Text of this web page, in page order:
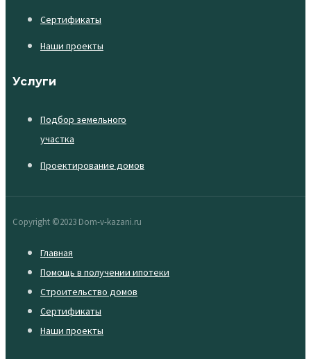
Сертификаты
Наши проекты
Услуги
Подбор земельного
участка
Проектирование домов
Copyright ©2023 Dom-v-kazani.ru
Главная
Помощь в получении ипотеки
Строительство домов
Сертификаты
Наши проекты